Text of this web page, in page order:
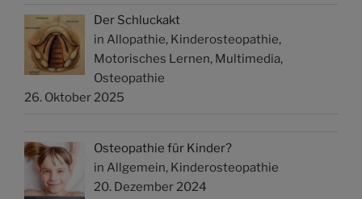
Der Schluckakt
in Allopathie, Kinderosteopathie,
Motorisches Lernen, Multimedia,
Osteopathie
26. Oktober 2025
Osteopathie für Kinder?
in Allgemein, Kinderosteopathie
20. Dezember 2024